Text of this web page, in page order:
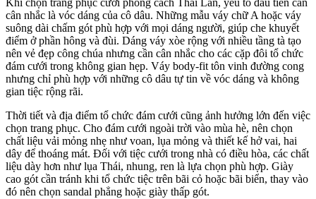
Khi chọn trang phục cưới phong cách Thái Lan, yếu tố đầu tiên cần
cân nhắc là vóc dáng của cô dâu. Những mẫu váy chữ A hoặc váy
suông dài chấm gót phù hợp với mọi dáng người, giúp che khuyết
điểm ở phần hông và đùi. Dáng váy xòe rộng với nhiều tầng tà tạo
nên vẻ đẹp công chúa nhưng cần cân nhắc cho các cặp đôi tổ chức
đám cưới trong không gian hẹp. Váy body-fit tôn vinh đường cong
nhưng chỉ phù hợp với những cô dâu tự tin về vóc dáng và không
gian tiệc rộng rãi.
Thời tiết và địa điểm tổ chức đám cưới cũng ảnh hưởng lớn đến việc
chọn trang phục. Cho đám cưới ngoài trời vào mùa hè, nên chọn
chất liệu vải mỏng nhẹ như voan, lụa mỏng và thiết kế hở vai, hai
dây để thoáng mát. Đối với tiệc cưới trong nhà có điều hòa, các chất
liệu dày hơn như lụa Thái, nhung, ren là lựa chọn phù hợp. Giày
cao gót cần tránh khi tổ chức tiệc trên bãi cỏ hoặc bãi biển, thay vào
đó nên chọn sandal phẳng hoặc giày thấp gót.